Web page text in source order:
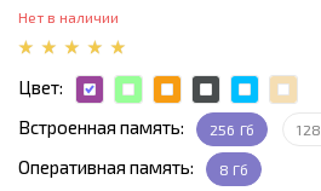
Нет в наличии
Цвет:
Встроенная память:
256 Гб
Оперативная память: 8 Гб